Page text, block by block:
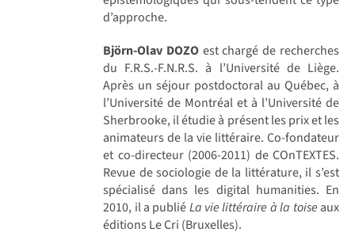
d’approche.
Björn-Olav DOZOest chargé de recherches
du F.R.S.-F.N.R.S. à l’Université de Liège.
Après un séjour postdoctoral au Québec, à
l’Université de Montréal et à l’Université de
Sherbrooke, il étudie à présent les prix et les
animateurs de la vie littéraire. Co-fondateur
et co-directeur (2006-2011) de COnTEXTES.
Revue de sociologie de la littérature, il s’est
spécialisé dans les digital humanities. En
2010, il a publiéLa vie littéraire à la toise aux
éditions Le Cri (Bruxelles).